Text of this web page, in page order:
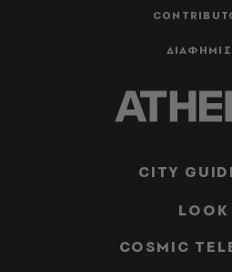
CITY
LOOK
COSMIC